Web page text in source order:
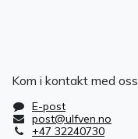
Kom i kontakt med oss
E-post
post@ulfven.no
+47 32240730